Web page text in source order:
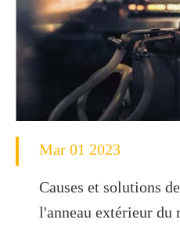
Mar 01 2023
Causes et solutions
l'anneau extérieur du